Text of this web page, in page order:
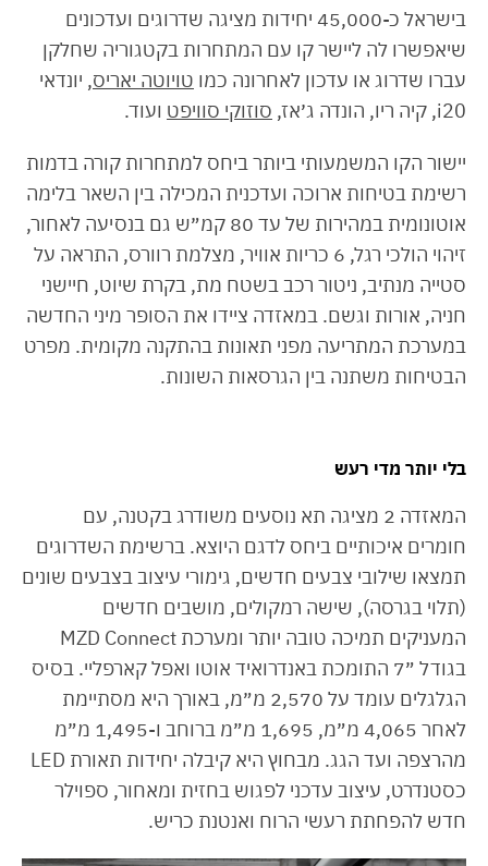
בישראל כ-45,000 יחידות מציגה שדרוגים ועדכונים
שיאפשרו לה ליישר קו עם המתחרות בקטגוריה שחלקן
עברו שדרוג או עדכון לאחרונה כמו טויוטה יאריס, יונדאי
i20, קיה ריו, הונדה ג׳אז,
סוזוקי סוויפט ועוד.
יישור הקו המשמעותי ביותר ביחס למתחרות קורה בדמות
רשימת בטיחות ארוכה ועדכנית המכילה בין השאר בלימה
אוטונומית במהירות של עד 80 קמ״ש גם בנסיעה לאחור,
זיהוי הולכי רגל, 6 כריות אוויר, מצלמת רוורס, התראה על
סטייה מנתיב, ניטור רכב בשטח מת, בקרת שיוט, חיישני
חניה, אורות וגשם. במאזדה ציידו את הסופר מיני החדשה
במערכת המתריעה מפני תאונות בהתקנה מקומית. מפרט
הבטיחות משתנה בין הגרסאות השונות.
בלי יותר מדי רעש
המאזדה 2 מציגה תא נוסעים משודרג בקטנה, עם
חומרים איכותיים ביחס לדגם היוצא. ברשימת השדרוגים
תמצאו שילובי צבעים חדשים, גימורי עיצוב בצבעים שונים
(תלוי בגרסה), שישה רמקולים, מושבים חדשים
המעניקים תמיכה טובה יותר ומערכת MZD Connect
בגודל ״7 התומכת באנדרואיד אוטו ואפל קארפליי. בסיס
הגלגלים עומד על 2,570 מ״מ, באורך היא מסתיימת
לאחר 4,065 מ״מ, 1,695 מ״מ ברוחב ו-1,495 מ״מ
מהרצפה ועד הגג. מבחוץ היא קיבלה יחידות תאורת LED
כסטנדרט, עיצוב עדכני לפגוש בחזית ומאחור, ספוילר
חדש להפחתת רעשי הרוח ואנטנת כריש.